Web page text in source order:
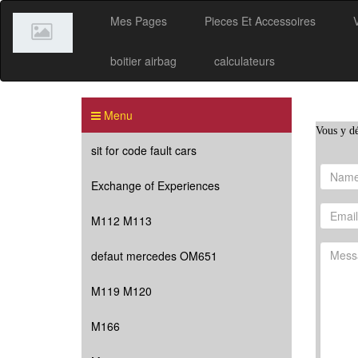
Mes Pages Pieces Et Accessoires
boitier airbag calculateurs
Menu
sit for code fault cars
Exchange of Experiences
M112 M113
defaut mercedes OM651
M119 M120
M166
Vous y